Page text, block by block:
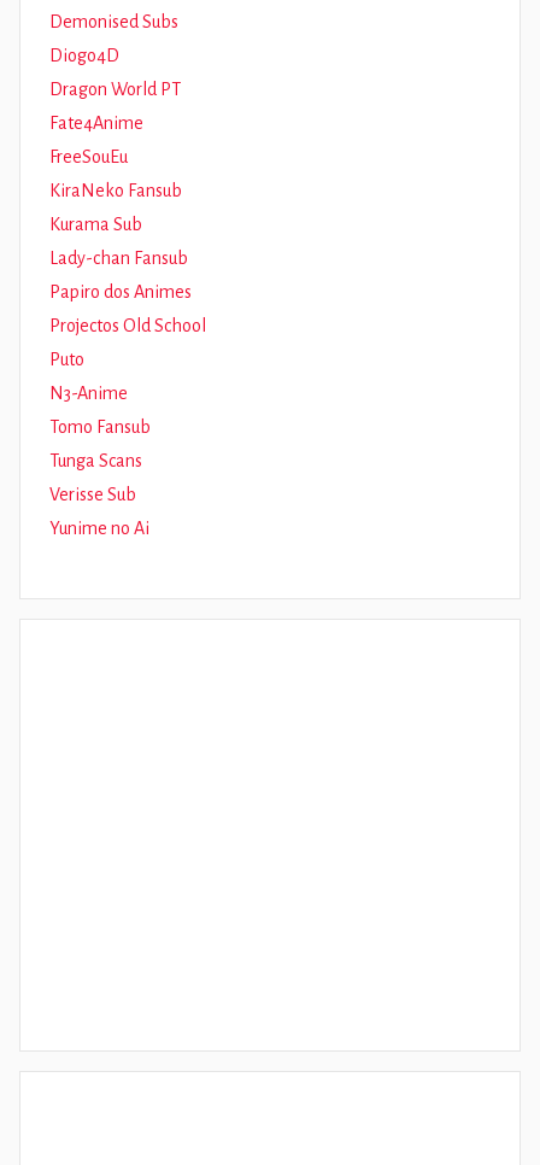
Demonised Subs
Diogo4D
Dragon World PT
Fate4Anime
FreeSouEu
KiraNeko Fansub
Kurama Sub
Lady-chan Fansub
Papiro dos Animes
Projectos Old School
Puto
N3-Anime
Tomo Fansub
Tunga Scans
Verisse Sub
Yunime no Ai